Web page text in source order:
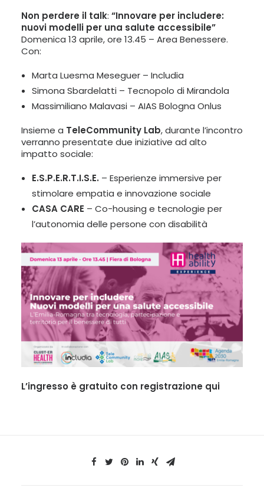
Non perdere il talk: “Innovare per includere:
nuovi modelli per una salute accessibile”
Domenica 13 aprile, ore 13.45 – Area Benessere.
Con:
Marta Luesma Meseguer – Includia
Simona Sbardelatti – Tecnopolo di Mirandola
Massimiliano Malavasi – AIAS Bologna Onlus
Insieme a TeleCommunity Lab, durante l’incontro
verranno presentate due iniziative ad alto
impatto sociale:
E.S.P.E.R.T.I.S.E. – Esperienze immersive per
stimolare empatia e innovazione sociale
CASA CARE – Co-housing e tecnologie per
l’autonomia delle persone con disabilità
L’ingresso è gratuito con registrazione qui